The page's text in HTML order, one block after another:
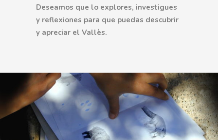
Deseamos que lo explores, investigues
y reflexiones para que puedas descubrir
y apreciar el Vallès.